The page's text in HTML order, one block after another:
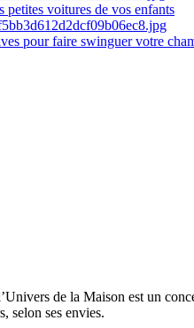
petites voitures de vos enfants
pour faire swinguer votre
de la Maison est un
selon ses envies.